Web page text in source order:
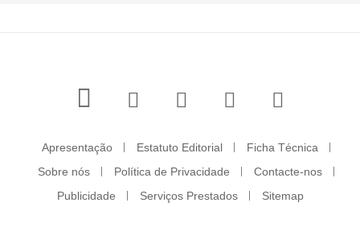
Apresentação Estatuto Editorial
Ficha Técnica
Sobre nós
Política de Privacidade
Contacte-nos
Publicidade
Serviços Prestados Sitemap